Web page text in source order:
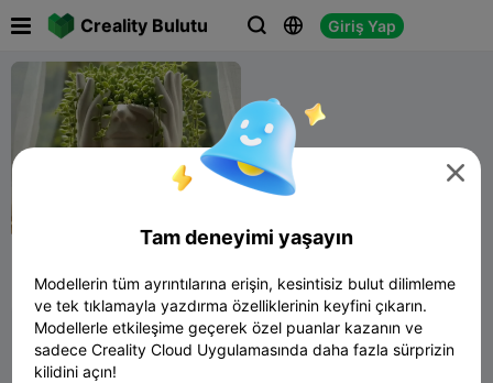
Creality Bulutu   Giriş Yap
Art Vision  54 148

Tam deneyimi yaşayın
Modellerin tüm ayrıntılarına erişin, kesintisiz bulut dilimleme
ve tek tıklamayla yazdırma özelliklerinin keyfini çıkarın.
Modellerle etkileşime geçerek özel puanlar kazanın ve
sadece Creality Cloud Uygulamasında daha fazla sürprizin
kilidini açın!